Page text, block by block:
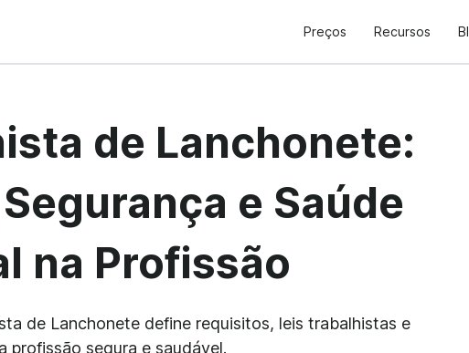
Preços Recursos
de Lanchonete:
e Saúde
na Profissão
de Lanchonete define requisitos, leis trabalhistas e
profissão segura e saudável.